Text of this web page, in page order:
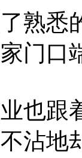
熟悉
门口
也跟
沾地